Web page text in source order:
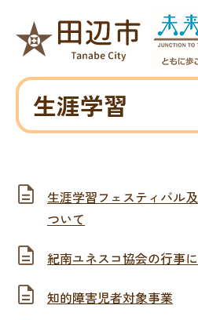
生涯学習
生涯学習フェスティバル
ついて
紀南ユネスコ協会の行事
知的障害児者対象事業